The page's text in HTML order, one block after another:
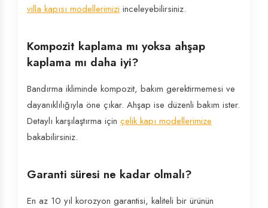
villa kapısı modellerimizi inceleyebilirsiniz.
Kompozit kaplama mı yoksa ahşap
kaplama mı daha iyi?
Bandırma ikliminde kompozit, bakım gerektirmemesi ve
dayanıklılığıyla öne çıkar. Ahşap ise düzenli bakım ister.
Detaylı karşılaştırma için çelik kapı modellerimize
bakabilirsiniz.
Garanti süresi ne kadar olmalı?
En az 10 yıl korozyon garantisi, kaliteli bir ürünün